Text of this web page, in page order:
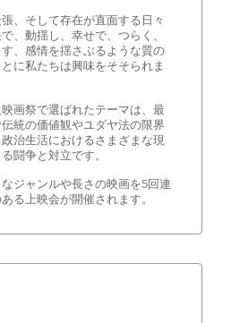
、そして存在が直面する日々
、動揺し、幸せで、つらく、
、感情を揺さぶるような質の
に私たちは興味をそそられま
画祭で選ばれたテーマは、最
統の価値観やユダヤ法の限界
治生活におけるさまざまな現
闘争と対立です。
ジャンルや長さの映画を5回連
る上映会が開催されます。